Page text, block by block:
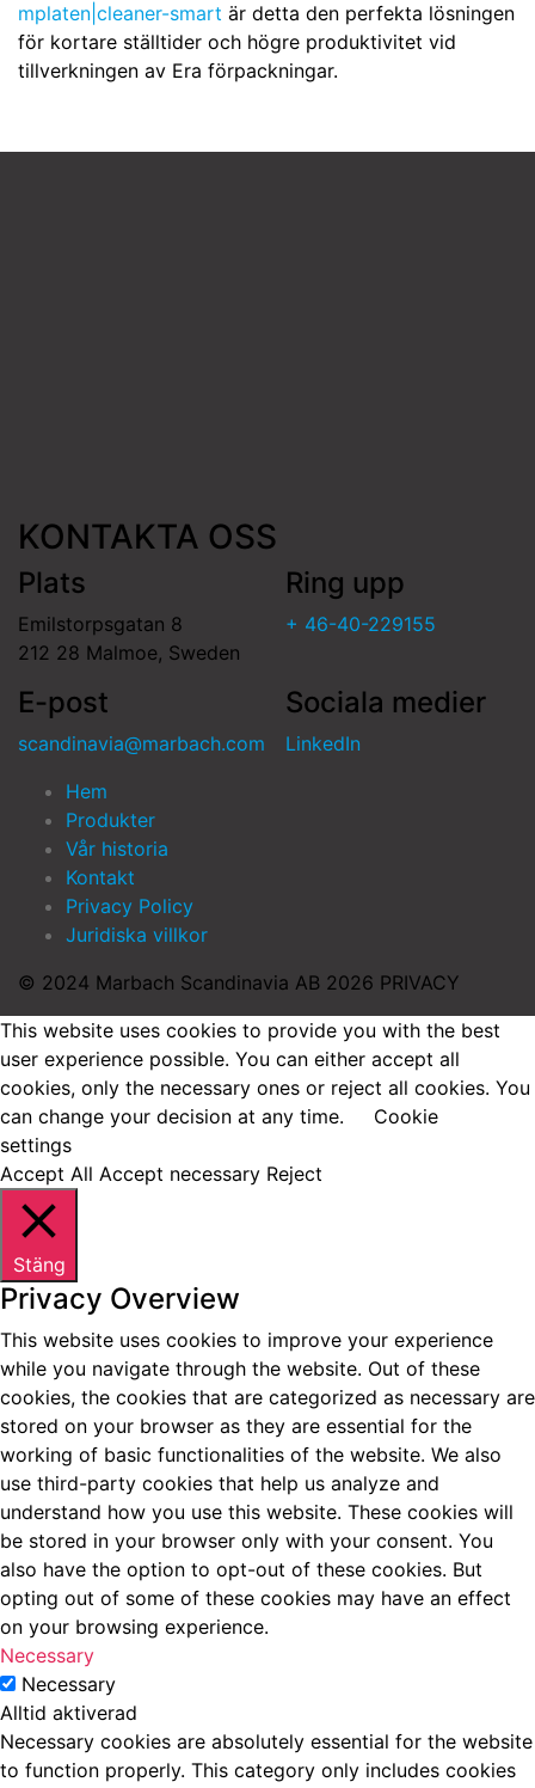
mplaten|cleaner-smart är detta den perfekta lösningen
för kortare ställtider och högre produktivitet vid
tillverkningen av Era förpackningar.
KONTAKTA OSS
Plats
Emilstorpsgatan 8
212 28 Malmoe, Sweden
Ring upp
+ 46-40-229155
E-post
scandinavia@marbach.com
Sociala medier
LinkedIn
Hem
Produkter
Vår historia
Kontakt
Privacy Policy
Juridiska villkor
© 2024 Marbach Scandinavia AB 2026 PRIVACY
This website uses cookies to provide you with the best
user experience possible. You can either accept all
cookies, only the necessary ones or reject all cookies. You
can change your decision at any time.
Cookie
settings
Accept All Accept necessary Reject
Stäng
Privacy Overview
This website uses cookies to improve your experience
while you navigate through the website. Out of these
cookies, the cookies that are categorized as necessary are
stored on your browser as they are essential for the
working of basic functionalities of the website. We also
use third-party cookies that help us analyze and
understand how you use this website. These cookies will
be stored in your browser only with your consent. You
also have the option to opt-out of these cookies. But
opting out of some of these cookies may have an effect
on your browsing experience.
Necessary
Necessary
Alltid aktiverad
Necessary cookies are absolutely essential for the website
to function properly. This category only includes cookies